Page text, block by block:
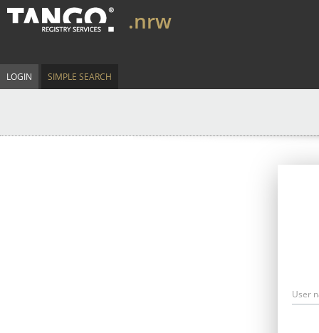
.nrw
LOGIN SIMPLE SEARCH
User